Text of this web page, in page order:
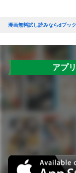
漫画無料試し読みならdブック
アプ